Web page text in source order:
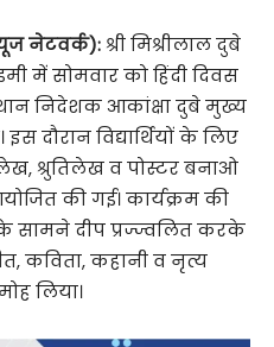
नेटवर्क): श्री मिश्रीलाल दुबे
में सोमवार को हिंदी दिवस
निदेशक आकांक्षा दुबे मुख्य
दौरान विद्यार्थियों के लिए
श्रुतिलेख व पोस्टर बनाओ
की गई। कार्यक्रम की
सामने दीप प्रज्ज्वलित करके
कविता, कहानी व नृत्य
लिया।